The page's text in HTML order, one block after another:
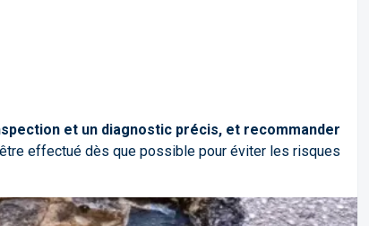
et un diagnostic précis, et recommander
effectué dès que possible pour éviter les risques